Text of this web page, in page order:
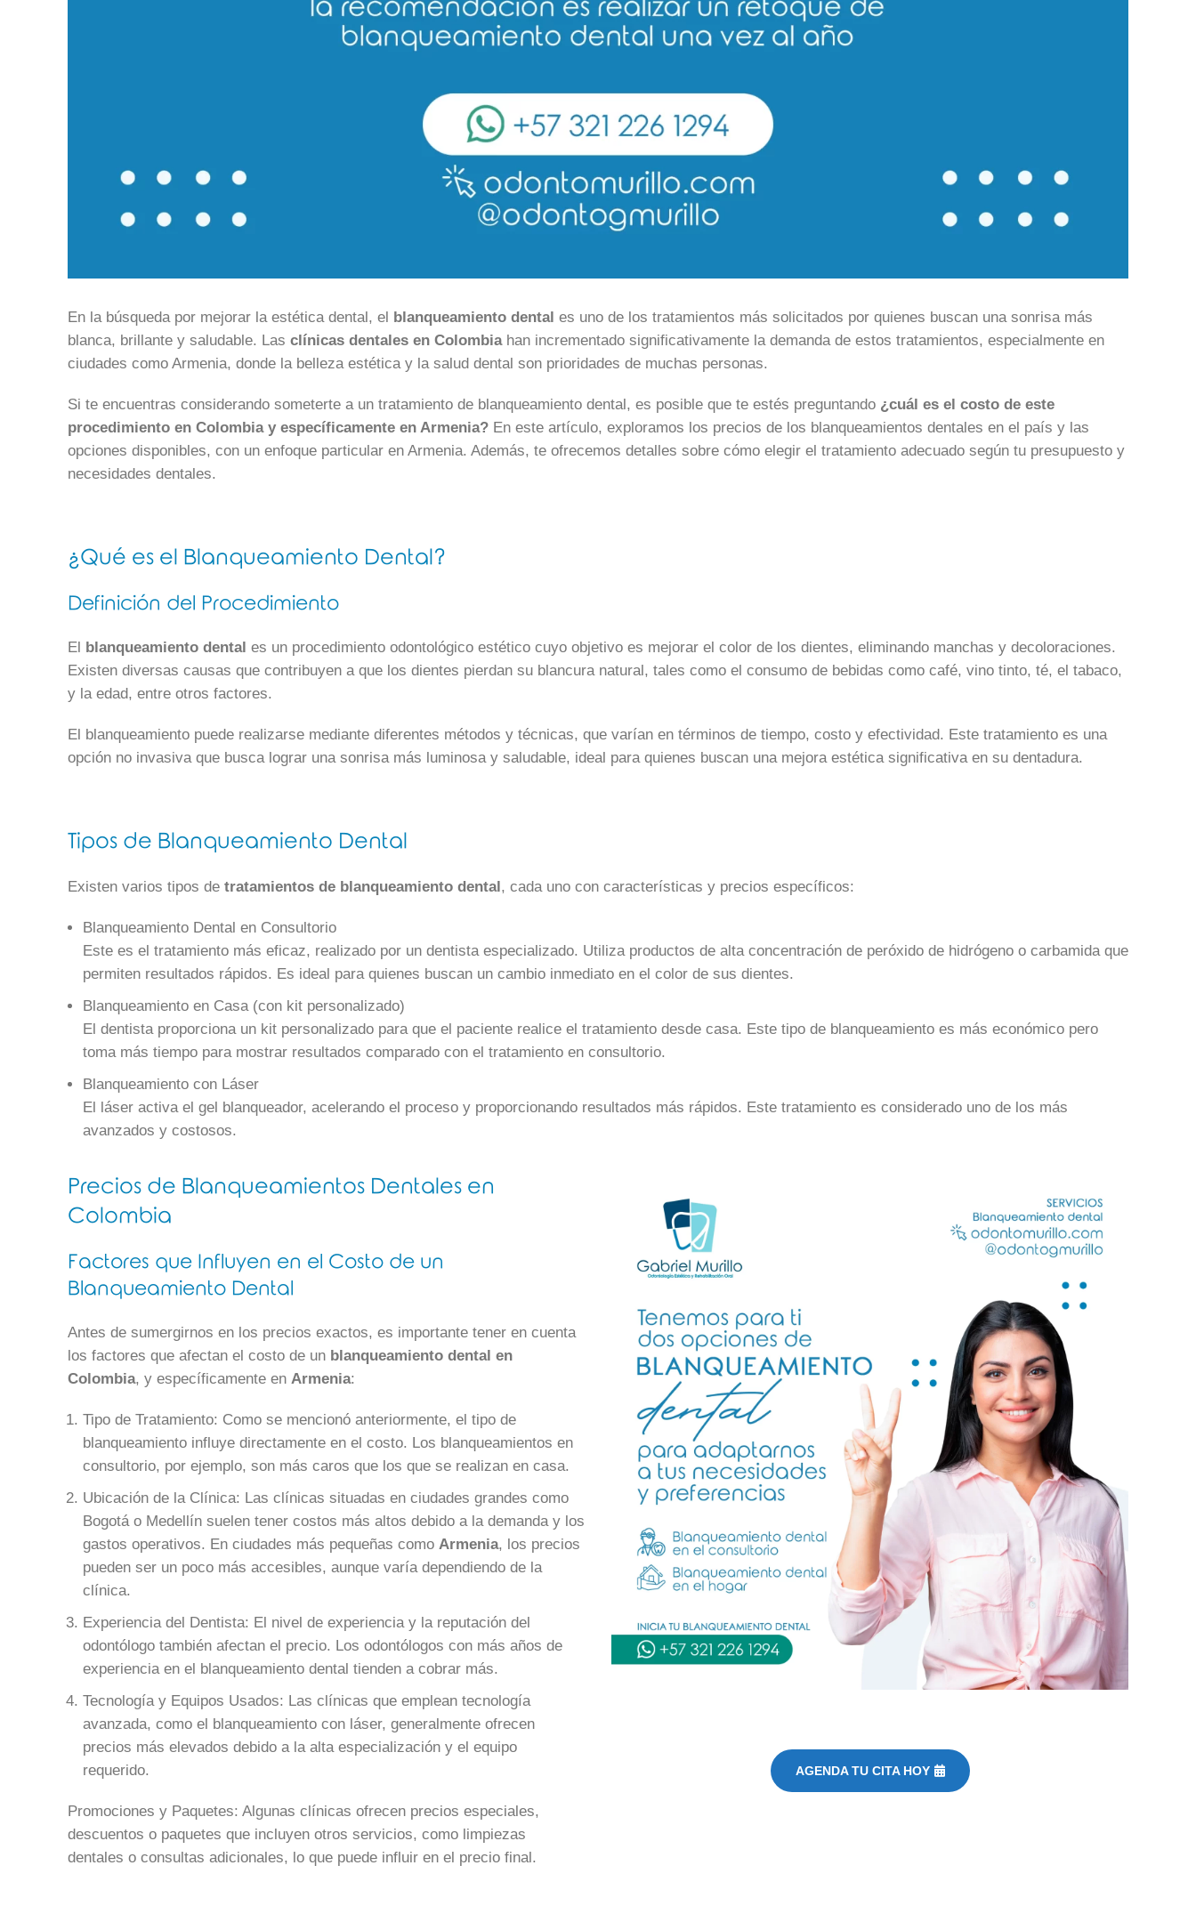
En la búsqueda por mejorar la estética dental, el blanqueamiento dental es uno de los tratamientos más solicitados por quienes buscan una sonrisa más
blanca, brillante y saludable. Las clínicas dentales en Colombiahan incrementado significativamente la demanda de estos tratamientos, especialmente en
ciudades como Armenia, donde la belleza estética y la salud dental son prioridades de muchas personas.
Si te encuentras considerando someterte a un tratamiento de blanqueamiento dental, es posible que te estés preguntando ¿cuál es el costo de este
procedimiento en Colombia y específicamente en Armenia? En este artículo, exploramos los precios de los blanqueamientos dentales en el país y las
opciones disponibles, con un enfoque particular en Armenia. Además, te ofrecemos detalles sobre cómo elegir el tratamiento adecuado según tu presupuesto y
necesidades dentales.
¿Qué es el Blanqueamiento Dental?
Definición del Procedimiento
El blanqueamiento dental es un procedimiento odontológico estético cuyo objetivo es mejorar el color de los dientes, eliminando manchas y decoloraciones.
Existen diversas causas que contribuyen a que los dientes pierdan su blancura natural, tales como el consumo de bebidas como café, vino tinto, té, el tabaco,
y la edad, entre otros factores.
El blanqueamiento puede realizarse mediante diferentes métodos y técnicas, que varían en términos de tiempo, costo y efectividad. Este tratamiento es una
opción no invasiva que busca lograr una sonrisa más luminosa y saludable, ideal para quienes buscan una mejora estética significativa en su dentadura.
Tipos de Blanqueamiento Dental
Existen varios tipos de tratamientos de blanqueamiento dental, cada uno con características y precios específicos:
Blanqueamiento Dental en Consultorio
Este es el tratamiento más eficaz, realizado por un dentista especializado. Utiliza productos de alta concentración de peróxido de hidrógeno o carbamida que
permiten resultados rápidos. Es ideal para quienes buscan un cambio inmediato en el color de sus dientes.
Blanqueamiento en Casa (con kit personalizado)
El dentista proporciona un kit personalizado para que el paciente realice el tratamiento desde casa. Este tipo de blanqueamiento es más económico pero
toma más tiempo para mostrar resultados comparado con el tratamiento en consultorio.
Blanqueamiento con Láser
El láser activa el gel blanqueador, acelerando el proceso y proporcionando resultados más rápidos. Este tratamiento es considerado uno de los más
avanzados y costosos.
Precios de Blanqueamientos Dentales en
Colombia
Factores que Influyen en el Costo de un
Blanqueamiento Dental
Antes de sumergirnos en los precios exactos, es importante tener en cuenta
los factores que afectan el costo de un blanqueamiento dental en
Colombia, y específicamente en Armenia:
Tipo de Tratamiento: Como se mencionó anteriormente, el tipo de
blanqueamiento influye directamente en el costo. Los blanqueamientos en
consultorio, por ejemplo, son más caros que los que se realizan en casa.
Ubicación de la Clínica: Las clínicas situadas en ciudades grandes como
Bogotá o Medellín suelen tener costos más altos debido a la demanda y los
gastos operativos. En ciudades más pequeñas como Armenia, los precios
pueden ser un poco más accesibles, aunque varía dependiendo de la
clínica.
Experiencia del Dentista: El nivel de experiencia y la reputación del
odontólogo también afectan el precio. Los odontólogos con más años de
experiencia en el blanqueamiento dental tienden a cobrar más.
Tecnología y Equipos Usados: Las clínicas que emplean tecnología
avanzada, como el blanqueamiento con láser, generalmente ofrecen
precios más elevados debido a la alta especialización y el equipo
requerido.
Promociones y Paquetes: Algunas clínicas ofrecen precios especiales,
descuentos o paquetes que incluyen otros servicios, como limpiezas
dentales o consultas adicionales, lo que puede influir en el precio final.
AGENDA TU CITA HOY